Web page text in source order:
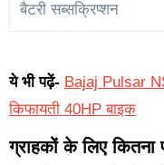
बैटरी सब्सक्रिप्शन
ये भी पढ़ें- Bajaj Pulsar
किफायती 40HP बाइक
ग्राहकों के लिए